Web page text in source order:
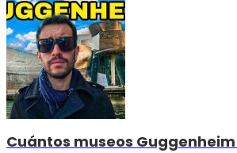
Cuántos museos